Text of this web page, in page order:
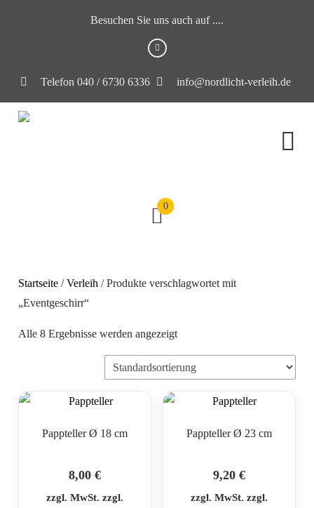
Besuchen Sie uns auch auf ....
Telefon 040 / 6730 6336 info@nordlicht-verleih.de
0
Startseite /Verleih / Produkte verschlagwortet mit
„Eventgeschirr“
Alle 8 Ergebnisse werden angezeigt
Pappteller Ø 18 cm
8,00€
zzgl. MwSt. zzgl.
Pappteller Ø 23 cm
9,20 €
zzgl. MwSt. zzgl.